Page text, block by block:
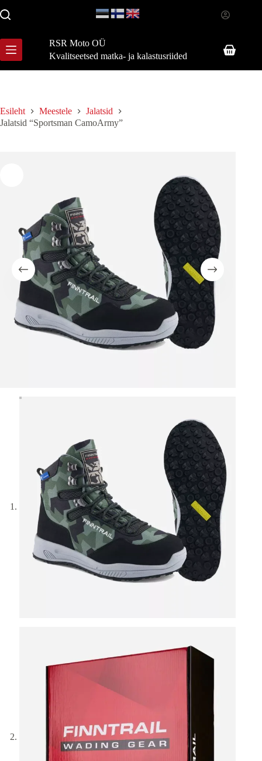
to
RSR Moto OÜ
Kvalitseetsed matka- ja kalastusriided
Shopping
Esileht Meestele
Jalatsid
Jalatsid “Sportsman CamoArmy”